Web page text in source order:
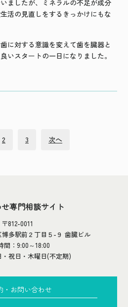
ましたが、ミネラルの不足が成分
活の見直しをするきっかけにもな
に対する意識を変えて歯を臓器と
いスタートの一日になりました。
2 3 次へ
専門相談サイト
〒812-0011
多駅前２丁目５-９ 歯臓ビル
間：9:00～18:00
祝日・木曜日(不定期)
・お問い合わせ